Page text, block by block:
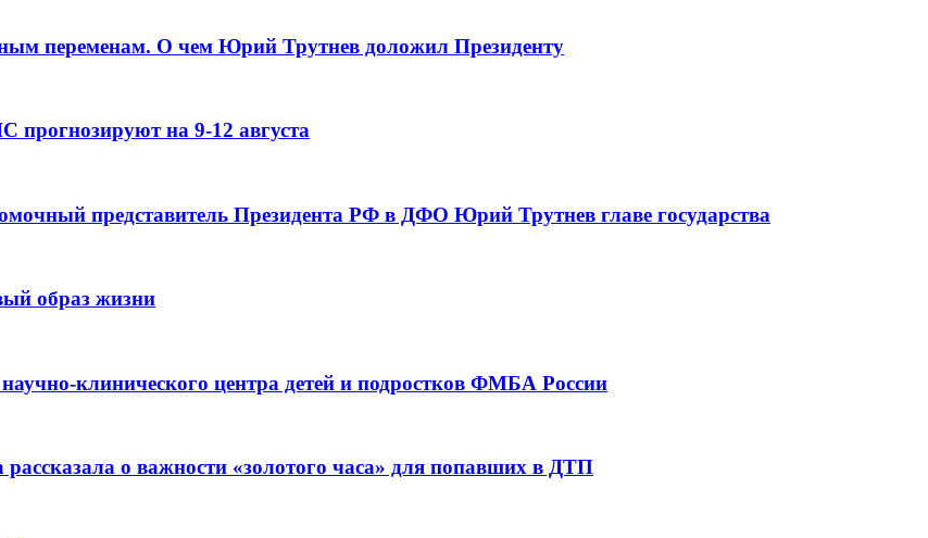
переменам. О чем Юрий Трутнев доложил Президенту
на 9-12 августа
представитель Президента РФ в ДФО Юрий Трутнев главе государства
образ жизни
клинического центра детей и подростков ФМБА России
о важности «золотого часа» для попавших в ДТП